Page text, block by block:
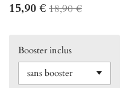
15,90 € 18,90 €
Booster inclus